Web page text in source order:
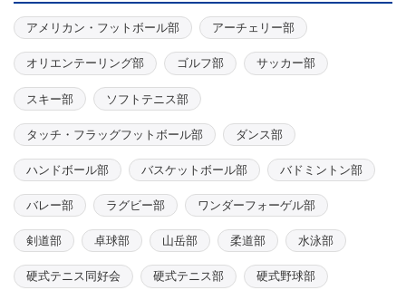
アメリカン・フットボール部 アーチェリー部
オリエンテーリング部 ゴルフ部 サッカー部
スキー部 ソフトテニス部
タッチ・フラッグフットボール部 ダンス部
ハンドボール部 バスケットボール部 バドミントン部
バレー部 ラグビー部 ワンダーフォーゲル部
剣道部 卓球部 山岳部 柔道部 水泳部
硬式テニス同好会 硬式テニス部 硬式野球部